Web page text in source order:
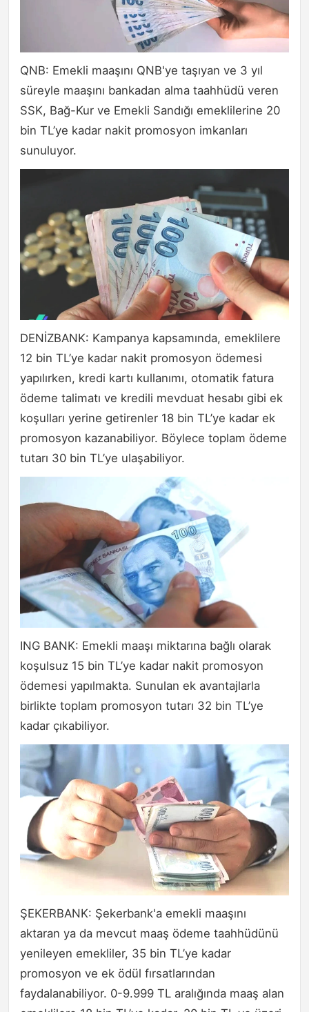
QNB: Emekli maaşını QNB'ye taşıyan ve 3 yıl
süreyle maaşını bankadan alma taahhüdü veren
SSK, Bağ-Kur ve Emekli Sandığı emeklilerine 20
bin TL’ye kadar nakit promosyon imkanları
sunuluyor.
DENİZBANK: Kampanya kapsamında, emeklilere
12 bin TL’ye kadar nakit promosyon ödemesi
yapılırken, kredi kartı kullanımı, otomatik fatura
ödeme talimatı ve kredili mevduat hesabı gibi ek
koşulları yerine getirenler 18 bin TL’ye kadar ek
promosyon kazanabiliyor. Böylece toplam ödeme
tutarı 30 bin TL’ye ulaşabiliyor.
ING BANK: Emekli maaşı miktarına bağlı olarak
koşulsuz 15 bin TL’ye kadar nakit promosyon
ödemesi yapılmakta. Sunulan ek avantajlarla
birlikte toplam promosyon tutarı 32 bin TL’ye
kadar çıkabiliyor.
ŞEKERBANK: Şekerbank'a emekli maaşını
aktaran ya da mevcut maaş ödeme taahhüdünü
yenileyen emekliler, 35 bin TL’ye kadar
promosyon ve ek ödül fırsatlarından
faydalanabiliyor. 0-9.999 TL aralığında maaş alan